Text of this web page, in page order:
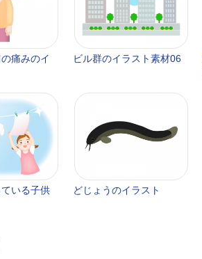
痛みのイ
ビル群のイラスト素材06
いる子供
どじょうのイラスト